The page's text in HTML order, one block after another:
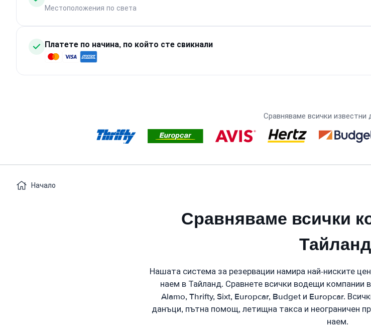
Местоположения по света
Платете по начина, по който сте свикнали
Сравняваме всички известни
Начало
Сравняваме всички
Нашата система за резервации намира най-ниските
наем в Тайланд. Сравнете всички водещи компании
Alamo, Thrifty, Sixt, Europcar, Budget и Europcar.
данъци, пътна помощ, летищна такса и неограничен
наем.